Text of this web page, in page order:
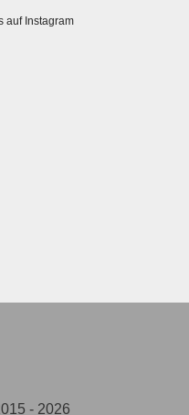
auf Instagram
- 2026